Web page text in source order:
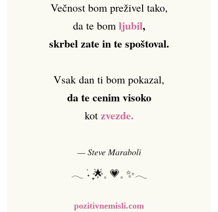
Večnost bom preživel tako,
da te bom ljubil,
skrbel zate in te spoštoval.
Vsak dan ti bom pokazal,
da te cenim visoko
kot zvezde.
— Steve Maraboli
𓂃 ࣪˖ ִֶָ🌟𓈒 💗𓈒 ✨𓂃
pozitivnemisli.com